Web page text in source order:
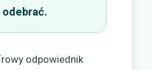
odpowiednik